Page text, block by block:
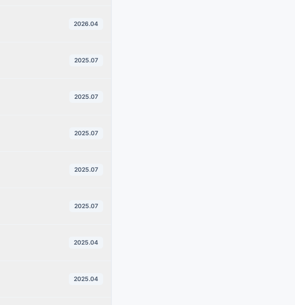
2026.04
2025.07
2025.07
2025.07
2025.07
2025.07
2025.04
2025.04